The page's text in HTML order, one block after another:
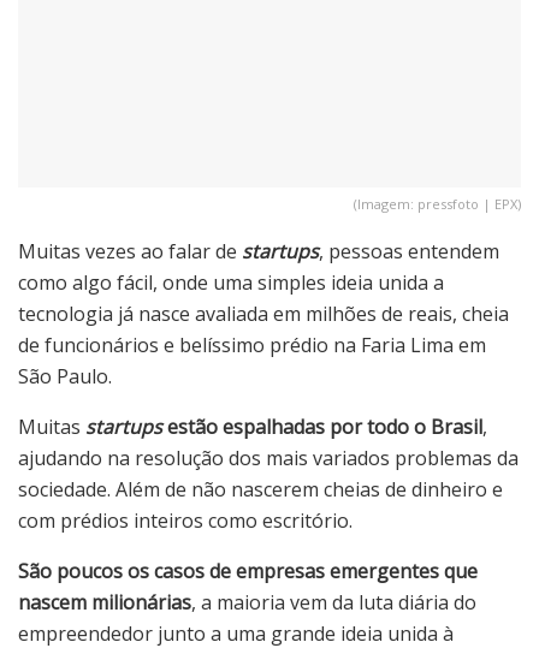
(Imagem: pressfoto | EPX)
Muitas vezes ao falar de startups, pessoas entendem
como algo fácil, onde uma simples ideia unida a
tecnologia já nasce avaliada em milhões de reais, cheia
de funcionários e belíssimo prédio na Faria Lima em
São Paulo.
Muitas startupsestão espalhadas por todo o Brasil,
ajudando na resolução dos mais variados problemas da
sociedade. Além de não nascerem cheias de dinheiro e
com prédios inteiros como escritório.
São poucos os casos de empresas emergentes que
nascem milionárias, a maioria vem da luta diária do
empreendedor junto a uma grande ideia unida à